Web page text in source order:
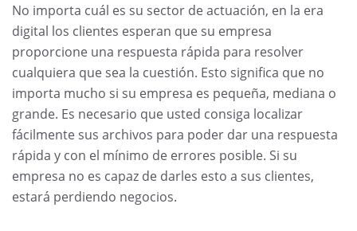
No importa cuál es su sector de actuación, en la era
digital los clientes esperan que su empresa
proporcione una respuesta rápida para resolver
cualquiera que sea la cuestión. Esto significa que no
importa mucho si su empresa es pequeña, mediana o
grande. Es necesario que usted consiga localizar
fácilmente sus archivos para poder dar una respuesta
rápida y con el mínimo de errores posible. Si su
empresa no es capaz de darles esto a sus clientes,
estará perdiendo negocios.